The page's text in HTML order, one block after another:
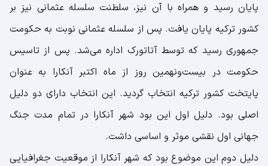
پایان رسید و همراه با آن نیز، سلطنت سلسله عثمانی نیز بر
کشور ترکیه پایان یافت. پس از سلسله عثمانی نوبت به حکومت
جمهوری رسید که توسط آتاتورک اداره می‌شد. پس از تاسیس
حکومت در بیست‌ونهمین روز از ماه اکتبر آنکارا به عنوان
پایتخت کشور ترکیه انتخاب گردید. این انتخاب دارای دو‌ دلیل
اصلی بود. دلیل اول این بود شهر آنکارا در تمام مدت جنگ
جهانی اول نقشی موثر و اساسی داشت.
دلیل دوم این موضوع بود که شهر آنکارا از موقعیت جغرافیایی